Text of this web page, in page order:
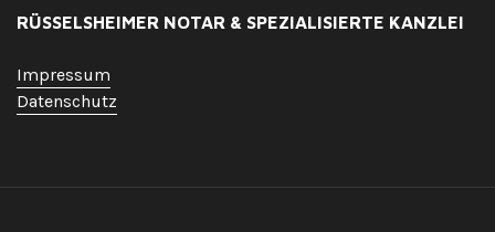
RÜSSELSHEIMER NOTAR & SPEZIALISIERTE KANZLEI
Impressum
Datenschutz